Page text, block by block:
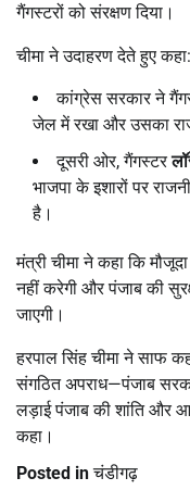
गैंगस्टरों को संरक्षण दिया।
चीमा ने उदाहरण देते हुए कहा:
कांग्रेस सरकार ने
जेल में रखा और उसका
दूसरी ओर, गैंगस्टर
भाजपा के इशारों पर
है।
मंत्री चीमा ने कहा कि
नहीं करेगी और पंजाब की
जाएगी।
हरपाल सिंह चीमा ने साफ
संगठित अपराध—पंजाब
लड़ाई पंजाब की शांति और
कहा।
Posted inचंडीगढ़